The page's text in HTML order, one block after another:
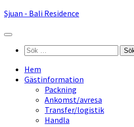
Hoppa
innehåll
Sjuan - Bali Residence
Sök
Hem
Gästinformation
Packning
Ankomst/avresa
Transfer/logistik
Handla